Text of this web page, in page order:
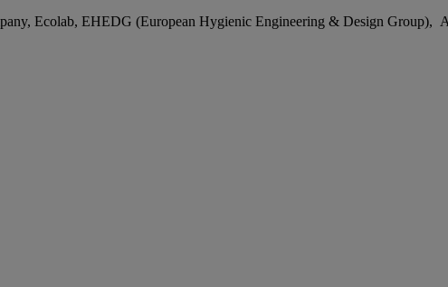
Ecolab, EHEDG (European Hygienic Engineering & Design Group),